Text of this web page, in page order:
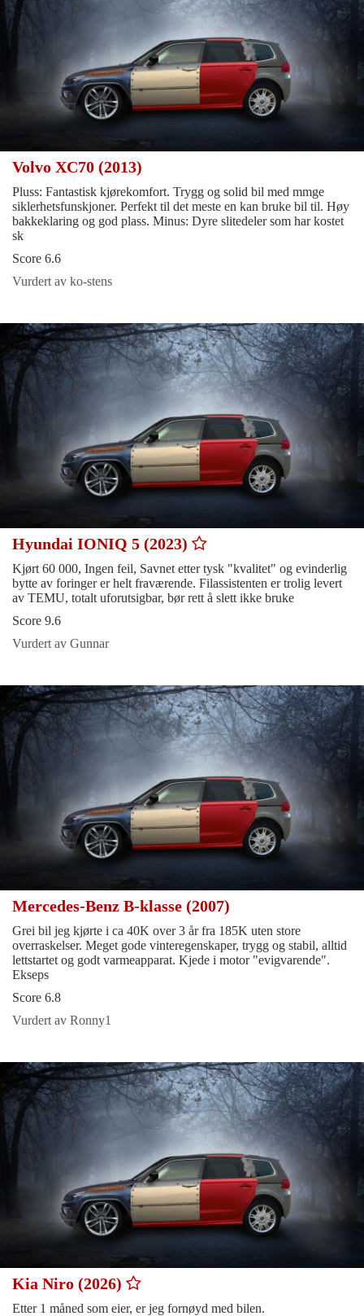
Volvo XC70 (2013)
Pluss: Fantastisk kjørekomfort. Trygg og solid bil med mmge
siklerhetsfunskjoner. Perfekt til det meste en kan bruke bil til. Høy
bakkeklaring og god plass. Minus: Dyre slitedeler som har kostet
sk
Score 6.6
Vurdert av ko-stens
Hyundai IONIQ 5 (2023)
Kjørt 60 000, Ingen feil, Savnet etter tysk "kvalitet" og evinderlig
bytte av foringer er helt fraværende. Filassistenten er trolig levert
av TEMU, totalt uforutsigbar, bør rett å slett ikke bruke
Score 9.6
Vurdert av Gunnar
Mercedes-Benz B-klasse (2007)
Grei bil jeg kjørte i ca 40K over 3 år fra 185K uten store
overraskelser. Meget gode vinteregenskaper, trygg og stabil, alltid
lettstartet og godt varmeapparat. Kjede i motor "evigvarende".
Ekseps
Score 6.8
Vurdert av Ronny1
Kia Niro (2026)
Etter 1 måned som eier, er jeg fornøyd med bilen.